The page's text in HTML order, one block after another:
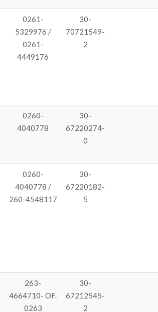
0261-
5329976 /
0261-
4449176
30-
70721549-
2
0260-
4040778
30-
67220274-
0
0260-
4040778 /
260-4548117
30-
67220182-
5
263-
4664710- OF.
0263
30-
67212545-
2